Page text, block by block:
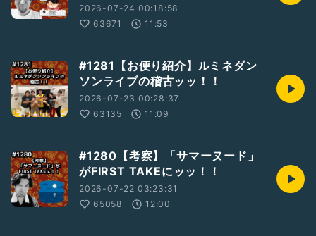
2026-07-24 00:18:58
63671
11:53
#1281【お便り紹介】ルミネダン
ソンライブの稽古ッッ！！
2026-07-23 00:28:37
63135
11:09
#1280【考察】「サマーヌード」
がFIRST TAKEにッッ！！
2026-07-22 03:23:31
65058
12:00